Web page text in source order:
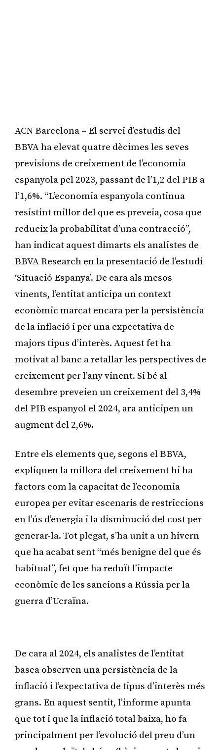
ACN Barcelona – El servei d’estudis del
BBVA ha elevat quatre dècimes les seves
previsions de creixement de l’economia
espanyola pel 2023, passant de l’1,2 del PIB a
l’1,6%. “L’economia espanyola continua
resistint millor del que es preveia, cosa que
redueix la probabilitat d’una contracció”,
han indicat aquest dimarts els analistes de
BBVA Research en la presentació de l’estudi
‘Situació Espanya’. De cara als mesos
vinents, l’entitat anticipa un context
econòmic marcat encara per la persistència
de la inflació i per una expectativa de
majors tipus d’interès. Aquest fet ha
motivat al banc a retallar les perspectives de
creixement per l’any vinent. Si bé al
desembre preveien un creixement del 3,4%
del PIB espanyol el 2024, ara anticipen un
augment del 2,6%.
Entre els elements que, segons el BBVA,
expliquen la millora del creixement hi ha
factors com la capacitat de l’economia
europea per evitar escenaris de restriccions
en l’ús d’energia i la disminució del cost per
generar-la. Tot plegat, s’ha unit a un hivern
que ha acabat sent “més benigne del que és
habitual”, fet que ha reduït l’impacte
econòmic de les sancions a Rússia per la
guerra d’Ucraïna.
De cara al 2024, els analistes de l’entitat
basca observen una persistència de la
inflació i l’expectativa de tipus d’interès més
grans. En aquest sentit, l’informe apunta
que tot i que la inflació total baixa, ho fa
principalment per l’evolució del preu d’un